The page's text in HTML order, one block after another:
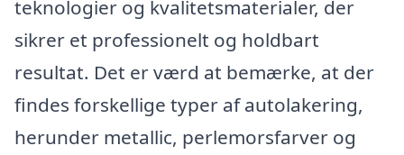
teknologier og kvalitetsmaterialer, der
sikrer et professionelt og holdbart
resultat. Det er værd at bemærke, at der
findes forskellige typer af autolakering,
herunder metallic, perlemorsfarver og